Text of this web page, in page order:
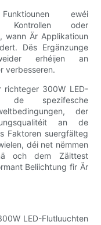
ewéi
Kontrollen oder
wann Är Applikatioun
Dës Ergänzunge
erhéijen an
verbesseren.
richteger 300W LED-
de spezifesche
der
an de
Faktoren suergfälteg
déi net nëmmen
och dem Zäittest
Beliichtung fir Är
LED-Flutluuchten